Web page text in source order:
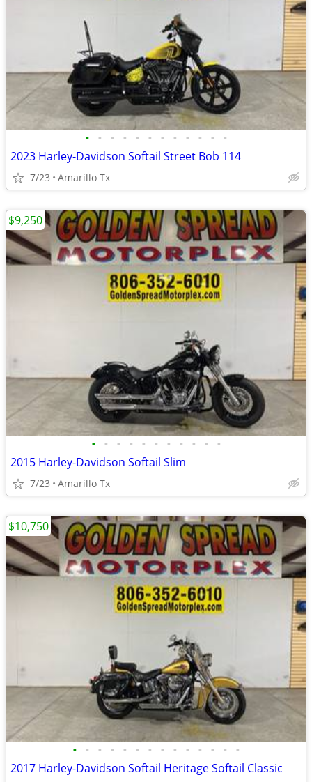
• • • • • • • • • • • •
2023 Harley-Davidson Softail Street Bob 114
7/23 Amarillo Tx
• • • • • • • • • • •
2015 Harley-Davidson Softail Slim
7/23 Amarillo Tx
$9,250
• • • • • • • • • • • • • •
2017 Harley-Davidson Softail Heritage Softail Classic
$10,750